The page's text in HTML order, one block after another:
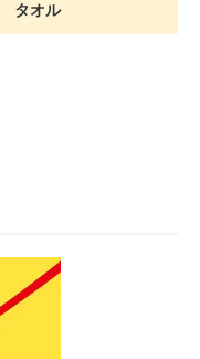
タオル